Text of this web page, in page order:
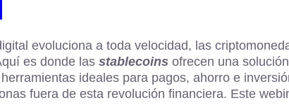
evoluciona a toda velocidad, las
es donde las stablecoins ofrecen una
ideales para pagos, ahorro e
fuera de esta revolución financiera. Este